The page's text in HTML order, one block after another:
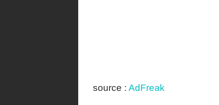
source : AdFreak